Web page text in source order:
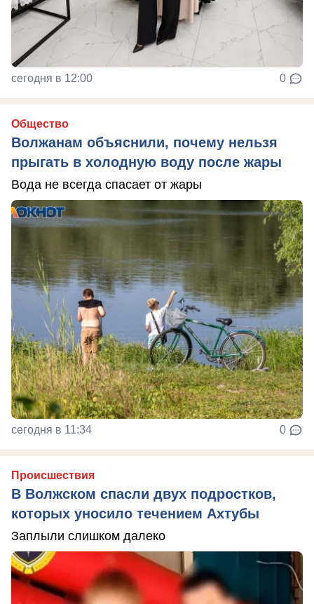
сегодня в 12:00 0
Общество
Волжанам объяснили, почему нельзя
прыгать в холодную воду после жары
Вода не всегда спасает от жары
сегодня в 11:34 0
Происшествия
В Волжском спасли двух подростков,
которых уносило течением Ахтубы
Заплыли слишком далеко